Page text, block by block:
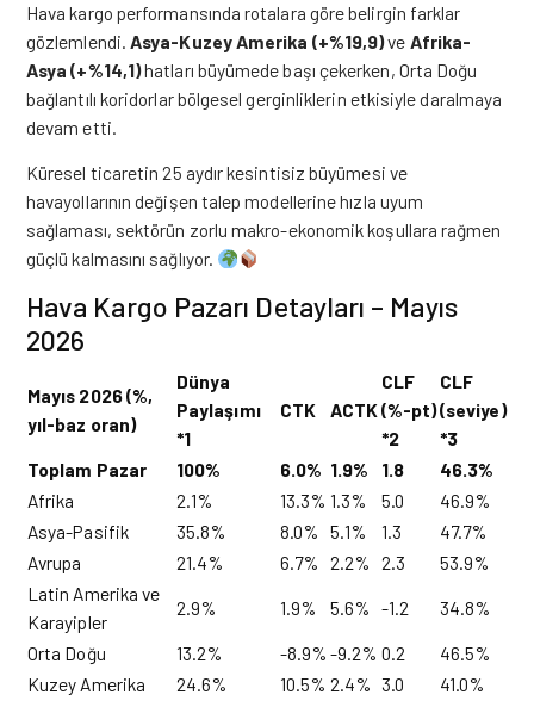
Hava kargo performansında rotalara göre belirgin farklar
gözlemlendi.Asya-Kuzey Amerika (+%19,9)ve Afrika-
Asya (+%14,1)hatları büyümede başı çekerken, Orta Doğu
bağlantılı koridorlar bölgesel gerginliklerin etkisiyle daralmaya
devam etti.
Küresel ticaretin 25 aydır kesintisiz büyümesi ve
havayollarının değişen talep modellerine hızla uyum
sağlaması, sektörün zorlu makro-ekonomik koşullara rağmen
güçlü kalmasını sağlıyor.
Hava Kargo Pazarı Detayları – Mayıs
2026
Mayıs 2026 (%,
yıl-baz oran)
Dünya
Paylaşımı
*1
CTK ACTK
CLF
(%-pt)
*2
CLF
(seviye)
*3
Toplam Pazar
100% 6.0% 1.9% 1.8
46.3%
Afrika
2.1% 13.3% 1.3% 5.0
46.9%
Asya-Pasifik
35.8% 8.0% 5.1% 1.3
47.7%
Avrupa
21.4% 6.7% 2.2% 2.3
53.9%
Latin Amerika ve
Karayipler
2.9% 1.9% 5.6% -1.2
34.8%
Orta Doğu
13.2% -8.9% -9.2% 0.2
46.5%
Kuzey Amerika
24.6% 10.5% 2.4% 3.0
41.0%